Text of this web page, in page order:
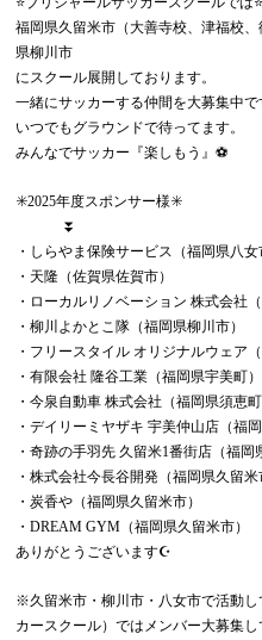
福岡県久留米市（大善寺校、津福校
県柳川市
にスクール展開しております。
一緒にサッカーする仲間を大募集中で
いつでもグラウンドで待ってます。
みんなでサッカー『楽しもう』⚽️
✳️2025年度スポンサー様✳️
⏬
・しらやま保険サービス（福岡県八女
・天隆（佐賀県佐賀市）
・ローカルリノベーション 株式会社
・柳川よかとこ隊（福岡県柳川市）
・フリースタイル オリジナルウェア
・有限会社 隆谷工業（福岡県宇美町）
・今泉自動車 株式会社（福岡県須恵町
・デイリーミヤザキ 宇美仲山店（福岡
・奇跡の手羽先 久留米1番街店（福岡
・株式会社今長谷開発（福岡県久留米
・炭香や（福岡県久留米市）
・DREAM GYM（福岡県久留米市）
ありがとうございます☪️
※久留米市・柳川市・八女市で活動し
カースクール）ではメンバー大募集し